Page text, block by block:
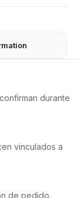
durante
vinculados a
de pedido.